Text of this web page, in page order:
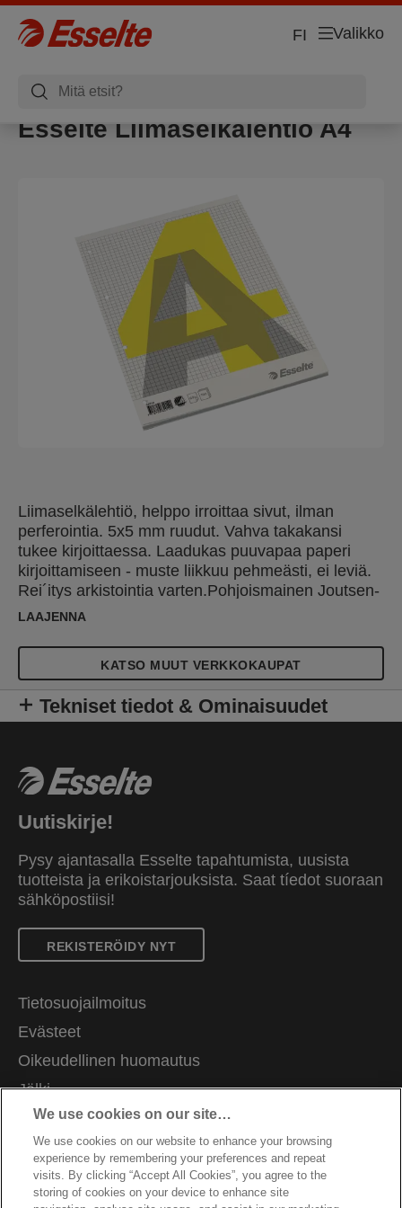
Valikko
FI
Esselte Liimaselkälehtiö A4
Liimaselkälehtiö, helppo irroittaa sivut, ilman
perferointia. 5x5 mm ruudut. Vahva takakansi
tukee kirjoittaessa. Laadukas puuvapaa paperi
kirjoittamiseen - muste liikkuu pehmeästi, ei leviä.
Rei´itys arkistointia varten.Pohjoismainen Joutsen-
ympäristömerkki.
LAAJENNA
KATSO MUUT VERKKOKAUPAT
Tekniset tiedot & Ominaisuudet
Uutiskirje!
Pysy ajantasalla Esselte tapahtumista, uusista
tuotteista ja erikoistarjouksista. Saat tíedot suoraan
sähköpostiisi!
REKISTERÖIDY NYT
Tietosuojailmoitus
Evästeet
Oikeudellinen huomautus
Jälki
Hallitse tietojani
Asiakastuki
Ammatti
Pakkausten kierrätysohjeet
We use cookies on our site…
We use cookies on our website to enhance your browsing
experience by remembering your preferences and repeat
visits. By clicking “Accept All Cookies”, you agree to the
storing of cookies on your device to enhance site